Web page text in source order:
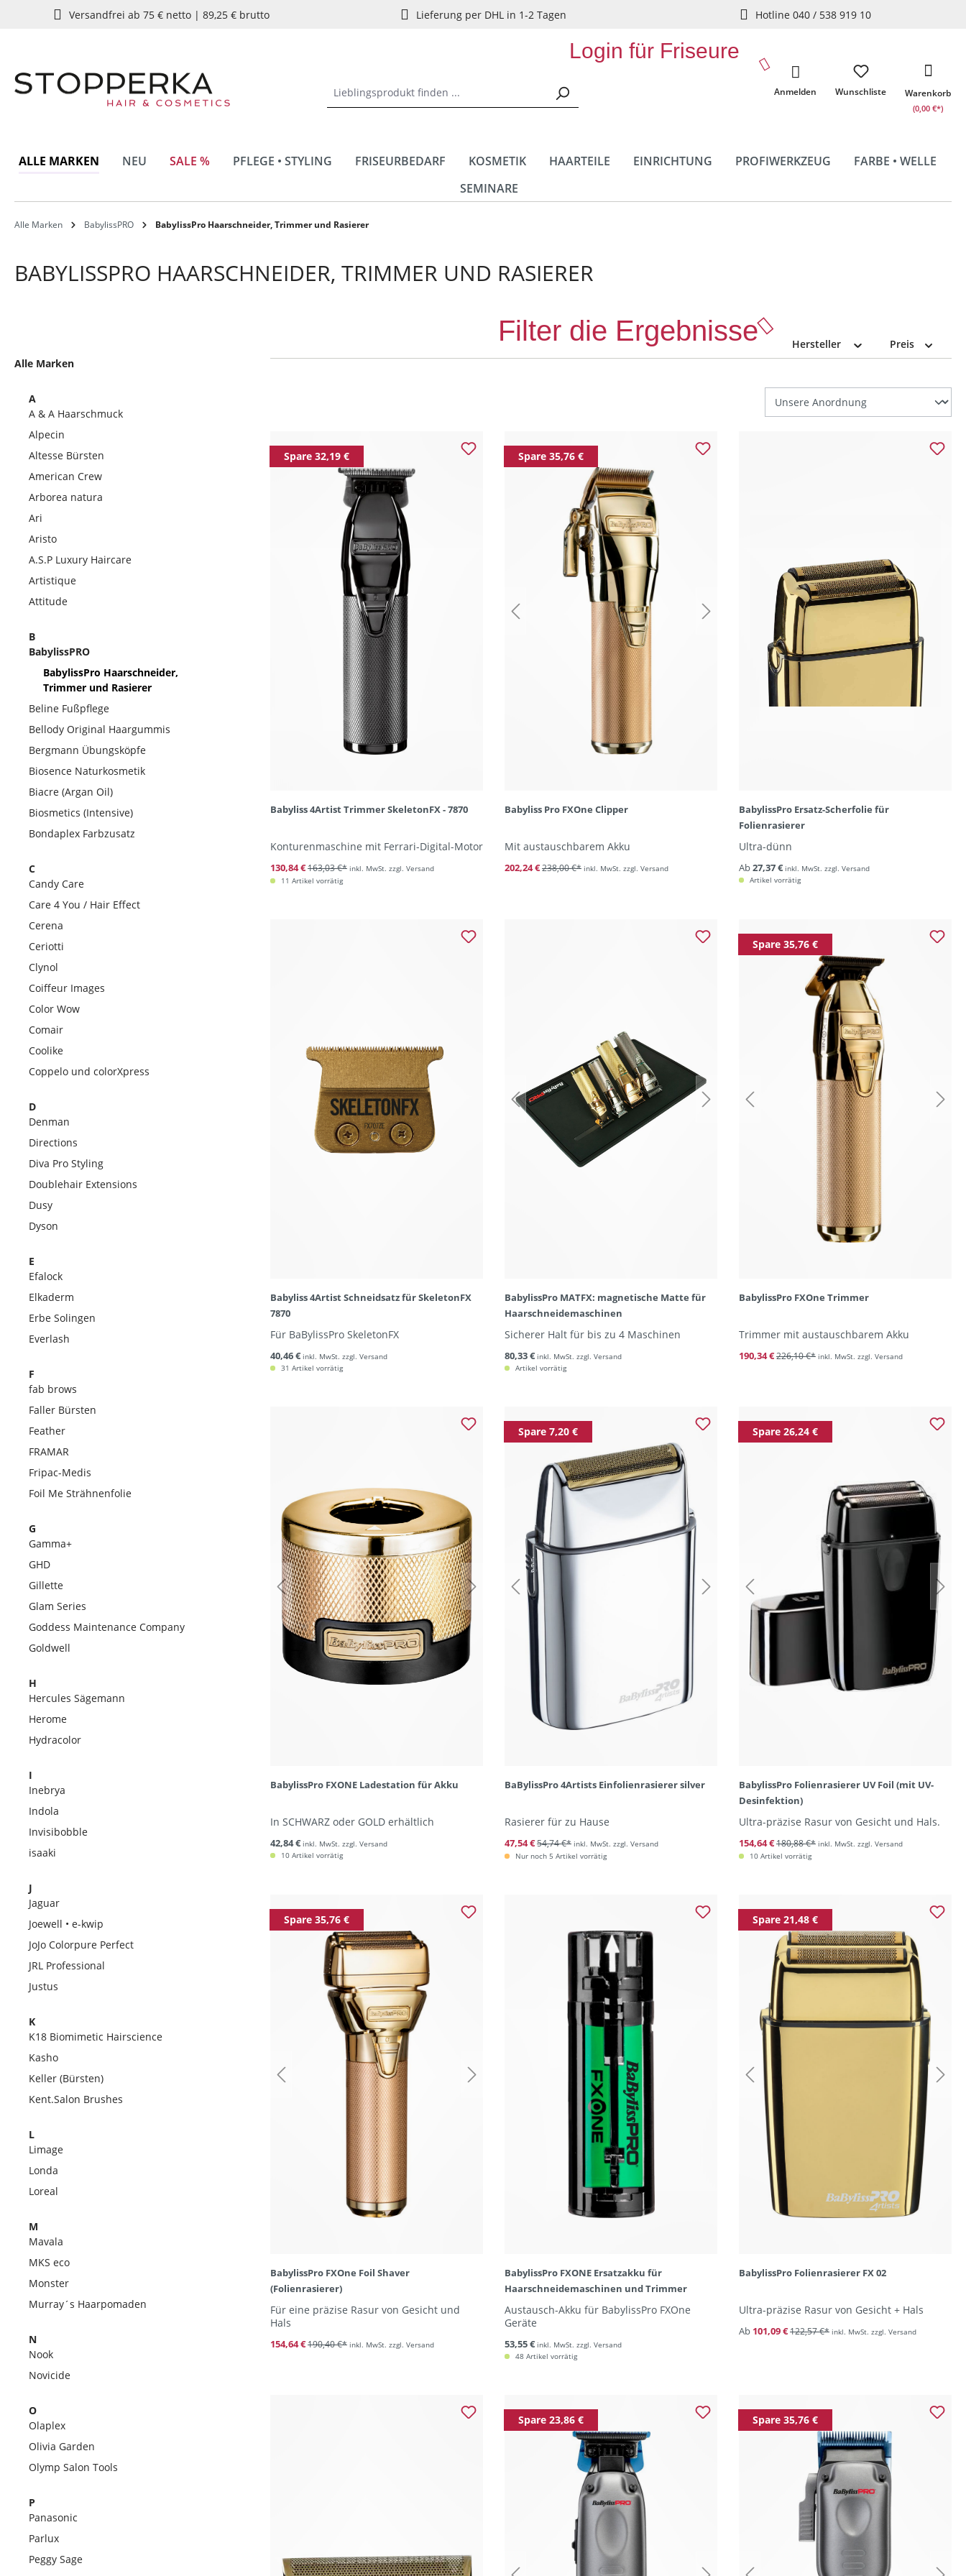
Zur Hauptnavigation springen
Versandfrei ab 75 € netto | 89,25 € brutto Lieferung per DHL in 1-2 Tagen Hotline 040 / 538 919 10
Login für Friseure
Wunschliste
Anmelden Warenkorb
(0,00 €*)
ALLE MARKEN NEU SALE % PFLEGE • STYLING FRISEURBEDARF KOSMETIK HAARTEILE EINRICHTUNG PROFIWERKZEUG
FARBE • WELLE
SEMINARE
Alle Marken BabylissPRO BabylissPro Haarschneider, Trimmer und Rasierer
BABYLISSPRO HAARSCHNEIDER, TRIMMER UND RASIERER
Alle Marken
A
A & A Haarschmuck
Alpecin
Altesse Bürsten
American Crew
Arborea natura
Ari
Aristo
A.S.P Luxury Haircare
Artistique
Attitude
B
BabylissPRO
BabylissPro Haarschneider,
Trimmer und Rasierer
Beline Fußpflege
Bellody Original Haargummis
Bergmann Übungsköpfe
Biosence Naturkosmetik
Biacre (Argan Oil)
Biosmetics (Intensive)
Bondaplex Farbzusatz
C
Candy Care
Care 4 You / Hair Effect
Cerena
Ceriotti
Clynol
Coiffeur Images
Color Wow
Comair
Coolike
Coppelo und colorXpress
D
Denman
Directions
Diva Pro Styling
Doublehair Extensions
Dusy
Dyson
E
Efalock
Elkaderm
Erbe Solingen
Everlash
F
fab brows
Faller Bürsten
Feather
FRAMAR
Fripac-Medis
Foil Me Strähnenfolie
G
Gamma+
GHD
Gillette
Glam Series
Goddess Maintenance Company
Goldwell
H
Hercules Sägemann
Herome
Hydracolor
I
Inebrya
Indola
Invisibobble
isaaki
J
Jaguar
Joewell • e-kwip
JoJo Colorpure Perfect
JRL Professional
Justus
K
K18 Biomimetic Hairscience
Kasho
Keller (Bürsten)
Kent.Salon Brushes
L
Limage
Londa
Loreal
M
Mavala
MKS eco
Monster
Murray´s Haarpomaden
N
Nook
Novicide
O
Olaplex
Olivia Garden
Olymp Salon Tools
P
Panasonic
Parlux
Peggy Sage
Filter die Ergebnisse Hersteller Preis
Spare 32,19 €
Babyliss 4Artist Trimmer SkeletonFX - 7870
Konturenmaschine mit Ferrari-Digital-Motor
130,84 €163,03 €* inkl. MwSt. zzgl. Versand
11 Artikel vorrätig
Spare 35,76 €
Babyliss Pro FXOne Clipper
Mit austauschbarem Akku
202,24 €238,00 €* inkl. MwSt. zzgl. Versand
BabylissPro Ersatz-Scherfolie für
Folienrasierer
Ultra-dünn
Ab27,37 € inkl. MwSt. zzgl. Versand
Artikel vorrätig
Babyliss 4Artist Schneidsatz für SkeletonFX
7870
Für BaBylissPro SkeletonFX
40,46 € inkl. MwSt. zzgl. Versand
31 Artikel vorrätig
BabylissPro MATFX: magnetische Matte für
Haarschneidemaschinen
Sicherer Halt für bis zu 4 Maschinen
80,33 € inkl. MwSt. zzgl. Versand
Artikel vorrätig
Spare 35,76 €
BabylissPro FXOne Trimmer
Trimmer mit austauschbarem Akku
190,34 €226,10 €* inkl. MwSt. zzgl. Versand
BabylissPro FXONE Ladestation für Akku
In SCHWARZ oder GOLD erhältlich
42,84 € inkl. MwSt. zzgl. Versand
10 Artikel vorrätig
Spare 7,20 €
BaBylissPro 4Artists Einfolienrasierer silver
Rasierer für zu Hause
47,54 €54,74 €* inkl. MwSt. zzgl. Versand
Nur noch 5 Artikel vorrätig
Spare 26,24 €
BabylissPro Folienrasierer UV Foil (mit UV-
Desinfektion)
Ultra-präzise Rasur von Gesicht und Hals.
154,64 €180,88 €* inkl. MwSt. zzgl. Versand
10 Artikel vorrätig
Spare 35,76 €
BabylissPro FXOne Foil Shaver
(Folienrasierer)
Für eine präzise Rasur von Gesicht und
Hals
154,64 €190,40 €* inkl. MwSt. zzgl. Versand
BabylissPro FXONE Ersatzakku für
Haarschneidemaschinen und Trimmer
Austausch-Akku für BabylissPro FXOne
Geräte
53,55 € inkl. MwSt. zzgl. Versand
48 Artikel vorrätig
Spare 21,48 €
BabylissPro Folienrasierer FX 02
Ultra-präzise Rasur von Gesicht + Hals
Ab 101,09 €122,57 €* inkl. MwSt. zzgl. Versand
Spare 23,86 € Spare 35,76 €